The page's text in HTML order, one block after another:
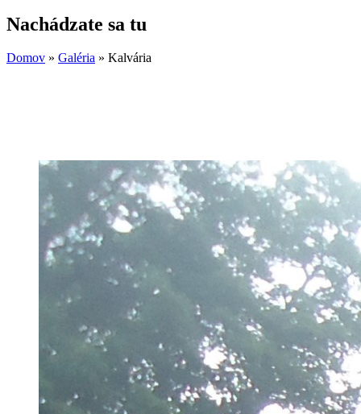
Nachádzate sa tu
Domov » Galéria » Kalvária